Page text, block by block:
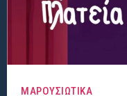
ΜΑΡΟΥΣΙΩΤΙΚΑ